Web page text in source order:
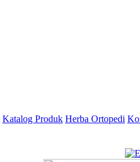
Katalog Produk Herba Ortopedi